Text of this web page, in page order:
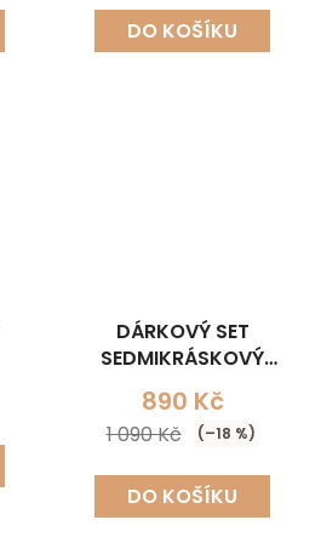
DO KOŠÍKU
DÁRKOVÝ SET
SEDMIKRÁSKOVÝ
890 Kč
1 090 Kč (–18 %)
DO KOŠÍKU